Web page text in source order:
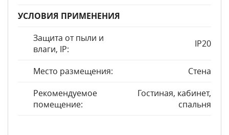
УСЛОВИЯ ПРИМЕНЕНИЯ
Защита от пыли и
влаги, IP:
IP20
Место размещения:
Стена
Рекомендуемое
помещение:
Гостиная, кабинет,
спальня